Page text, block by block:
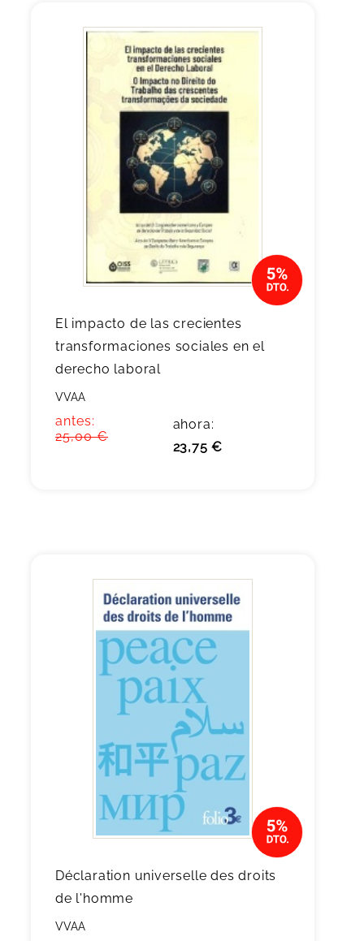
El impacto de las crecientes
transformaciones sociales en el
derecho laboral
VVAA
antes:
25,00 €
ahora:
23,75 €
Déclaration universelle des droits
de l'homme
VVAA